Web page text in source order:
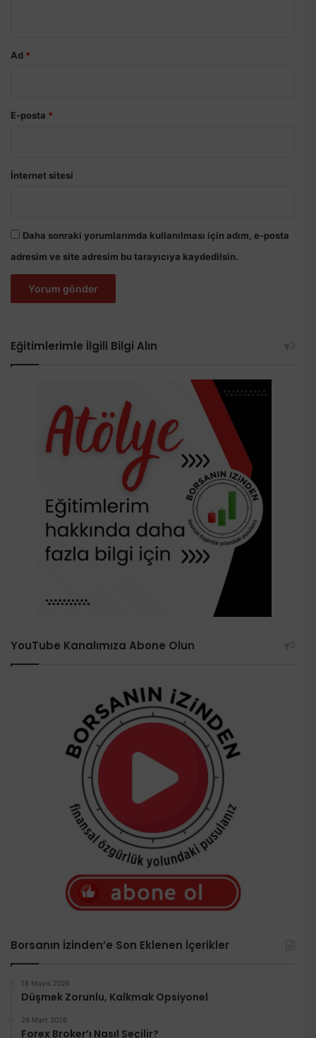
Ad *
E-posta *
İnternet sitesi
Daha sonraki yorumlarımda kullanılması için adım, e-posta
adresim ve site adresim bu tarayıcıya kaydedilsin.
Eğitimlerimle İlgili Bilgi Alın
YouTube Kanalımıza Abone Olun
Borsanın İzinden’e Son Eklenen İçerikler
18 Mayıs 2026
Düşmek Zorunlu, Kalkmak Opsiyonel
26 Mart 2026
Forex Broker’ı Nasıl Seçilir?